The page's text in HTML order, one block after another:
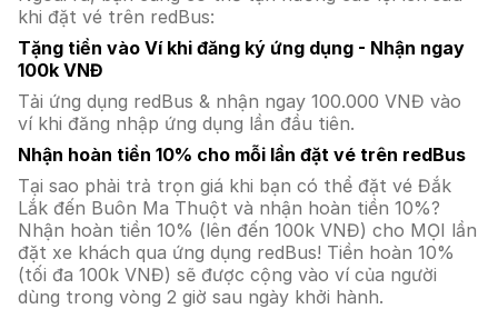
khi đặt vé trên redBus:
Tặng tiền vào Ví khi đăng ký ứng dụng - Nhận ngay
100k VNĐ
Tải ứng dụng redBus & nhận ngay 100.000 VNĐ vào
ví khi đăng nhập ứng dụng lần đầu tiên.
Nhận hoàn tiền 10% cho mỗi lần đặt vé trên redBus
Tại sao phải trả trọn giá khi bạn có thể đặt vé Đắk
Lắk đến Buôn Ma Thuột và nhận hoàn tiền 10%?
Nhận hoàn tiền 10% (lên đến 100k VNĐ) cho MỌI lần
đặt xe khách qua ứng dụng redBus! Tiền hoàn 10%
(tối đa 100k VNĐ) sẽ được cộng vào ví của người
dùng trong vòng 2 giờ sau ngày khởi hành.